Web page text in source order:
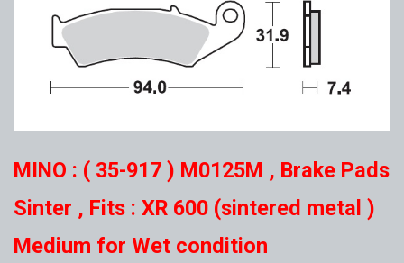
MINO : ( 35-917 ) M0125M , Brake Pads
Sinter , Fits : XR 600 (sintered metal )
Medium for Wet condition